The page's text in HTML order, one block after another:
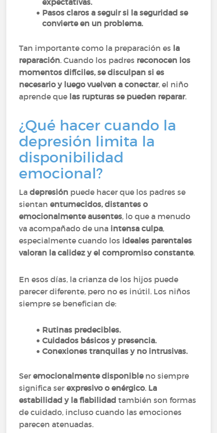
expectativas.
Pasos claros a seguir si la seguridad se
convierte en un problema.
Tan importante como la preparación es la
reparación. Cuando los padres reconocen los
momentos difíciles, se disculpan si es
necesario y luego vuelven a conectar, el niño
aprende que las rupturas se pueden reparar.
¿Qué hacer cuando la
depresión limita la
disponibilidad
emocional?
Ladepresión puede hacer que los padres se
sientanentumecidos, distantes o
emocionalmente ausentes, lo que a menudo
va acompañado de una intensa culpa,
especialmente cuando los ideales parentales
valoran la calidez y el compromiso constante.
En esos días, la crianza de los hijos puede
parecer diferente, pero no es inútil. Los niños
siempre se benefician de:
Rutinas predecibles.
Cuidados básicos y presencia.
Conexiones tranquilas y no intrusivas.
Seremocionalmente disponibleno siempre
significa serexpresivo o enérgico. La
estabilidad y la fiabilidad también son formas
de cuidado, incluso cuando las emociones
parecen atenuadas.